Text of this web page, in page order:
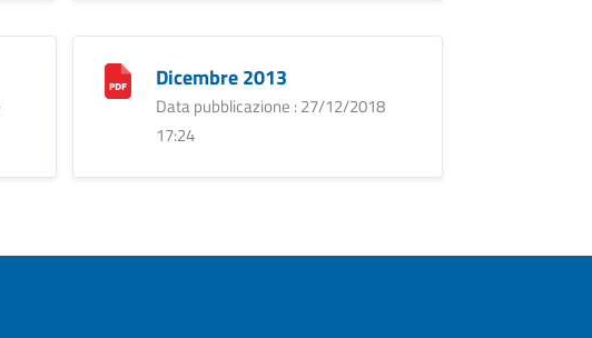
Dicembre 2013
Data pubblicazione : 27/12/2018
17:24